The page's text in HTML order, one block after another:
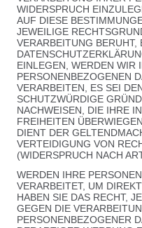
WIDERSPRUCH
AUF DIESE
JEWEILIGE
VERARBEITUNG BERUHT,
EINLEGEN, WERDEN WIR
PERSONENBEZOGENEN
VERARBEITEN, ES SEI
SCHUTZWÜRDIGE
NACHWEISEN, DIE IHRE
FREIHEITEN
DIENT DER
VERTEIDIGUNG VON
(WIDERSPRUCH NACH
WERDEN IHRE
VERARBEITET, UM
HABEN SIE DAS RECHT,
GEGEN DIE
PERSONENBEZOGENER